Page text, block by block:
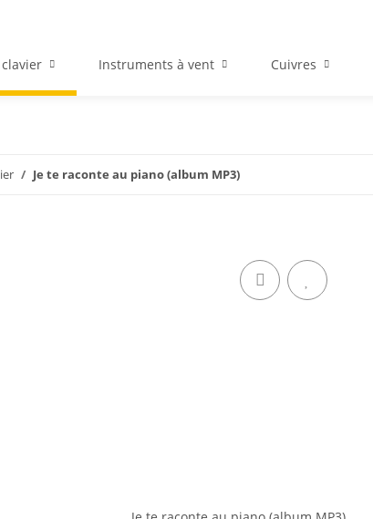
Instruments à vent Cuivres
Je te raconte au piano (album MP3)